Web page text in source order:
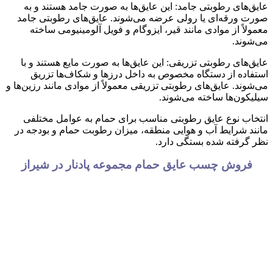
عایق‌های رطوبتی جامد: این عایق‌ها به صورت جامد هستند و به
صورت ورقه‌ای یا رولی عرضه می‌شوند. عایق‌های رطوبتی جامد
معمولاً از موادی مانند قیر، ایزوگام و فویل آلومینیومی ساخته
می‌شوند.
عایق‌های رطوبتی تزریقی: این عایق‌ها به صورت مایع هستند و با
استفاده از دستگاه مخصوص به داخل درزها و شکاف‌ها تزریق
می‌شوند. عایق‌های رطوبتی تزریقی معمولاً از موادی مانند رزین‌ها و
سیلیکون‌ها ساخته می‌شوند.
انتخاب نوع عایق رطوبتی مناسب برای حمام به عوامل مختلفی
مانند شرایط آب و هوایی منطقه، میزان رطوبت حمام و بودجه در
نظر گرفته شده بستگی دارد.
فروش چسب عایق حمام مجموعه پادنار در شیراز